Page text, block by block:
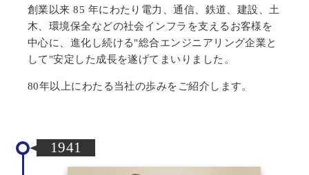
創業以来85 年にわたり電力、通信、鉄道、建設、土
木、環境保全などの社会インフラを支えるお客様を
中心に、進化し続ける"総合エンジニアリング企業と
して"安定した成長を遂げてまいりました。
80年以上にわたる当社の歩みをご紹介します。
1941